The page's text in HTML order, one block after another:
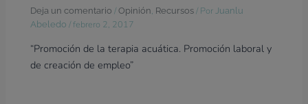
Deja un comentario /Opinión, Recursos / Por Juanlu
Abeledo/ febrero 2, 2017
“Promoción de la terapia acuática. Promoción laboral y
de creación de empleo”